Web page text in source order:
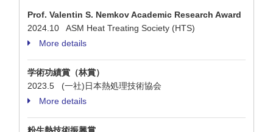
Prof. Valentin S. Nemkov Academic Research Award
2024.10 ASM Heat Treating Society (HTS)
More details
学術功績賞（林賞）
2023.5 (一社)日本熱処理技術協会
More details